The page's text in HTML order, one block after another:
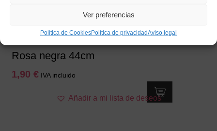
Ver preferencias
Política de CookiesPolítica de privacidadAviso legal
Rosa negra 44cm
1,90 € IVA incluido
Añadir a mi lista de deseos